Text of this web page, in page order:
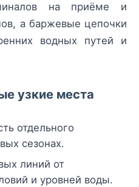
на приёме и
а баржевые цепочки
водных путей и
узкие места
отдельного
сезонах.
линий от
и уровней воды.